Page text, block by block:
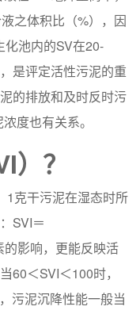
之体积比（%），因
化池内的SV在20-
是评定活性污泥的重
的排放和及时反时污
度也有关系。
？
1克干污泥在湿态时所
SVI＝
影响，更能反映活
60＜SVI＜100时，
污泥沉降性能一般当